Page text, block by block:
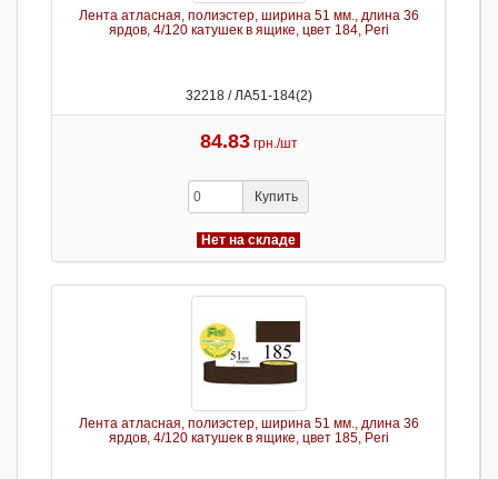
Лента атласная, полиэстер, ширина 51 мм., длина 36
ярдов, 4/120 катушек в ящике, цвет 184, Peri
32218 / ЛА51-184(2)
84.83 грн./шт
Купить
Нет на складе
Лента атласная, полиэстер, ширина 51 мм., длина 36
ярдов, 4/120 катушек в ящике, цвет 185, Peri